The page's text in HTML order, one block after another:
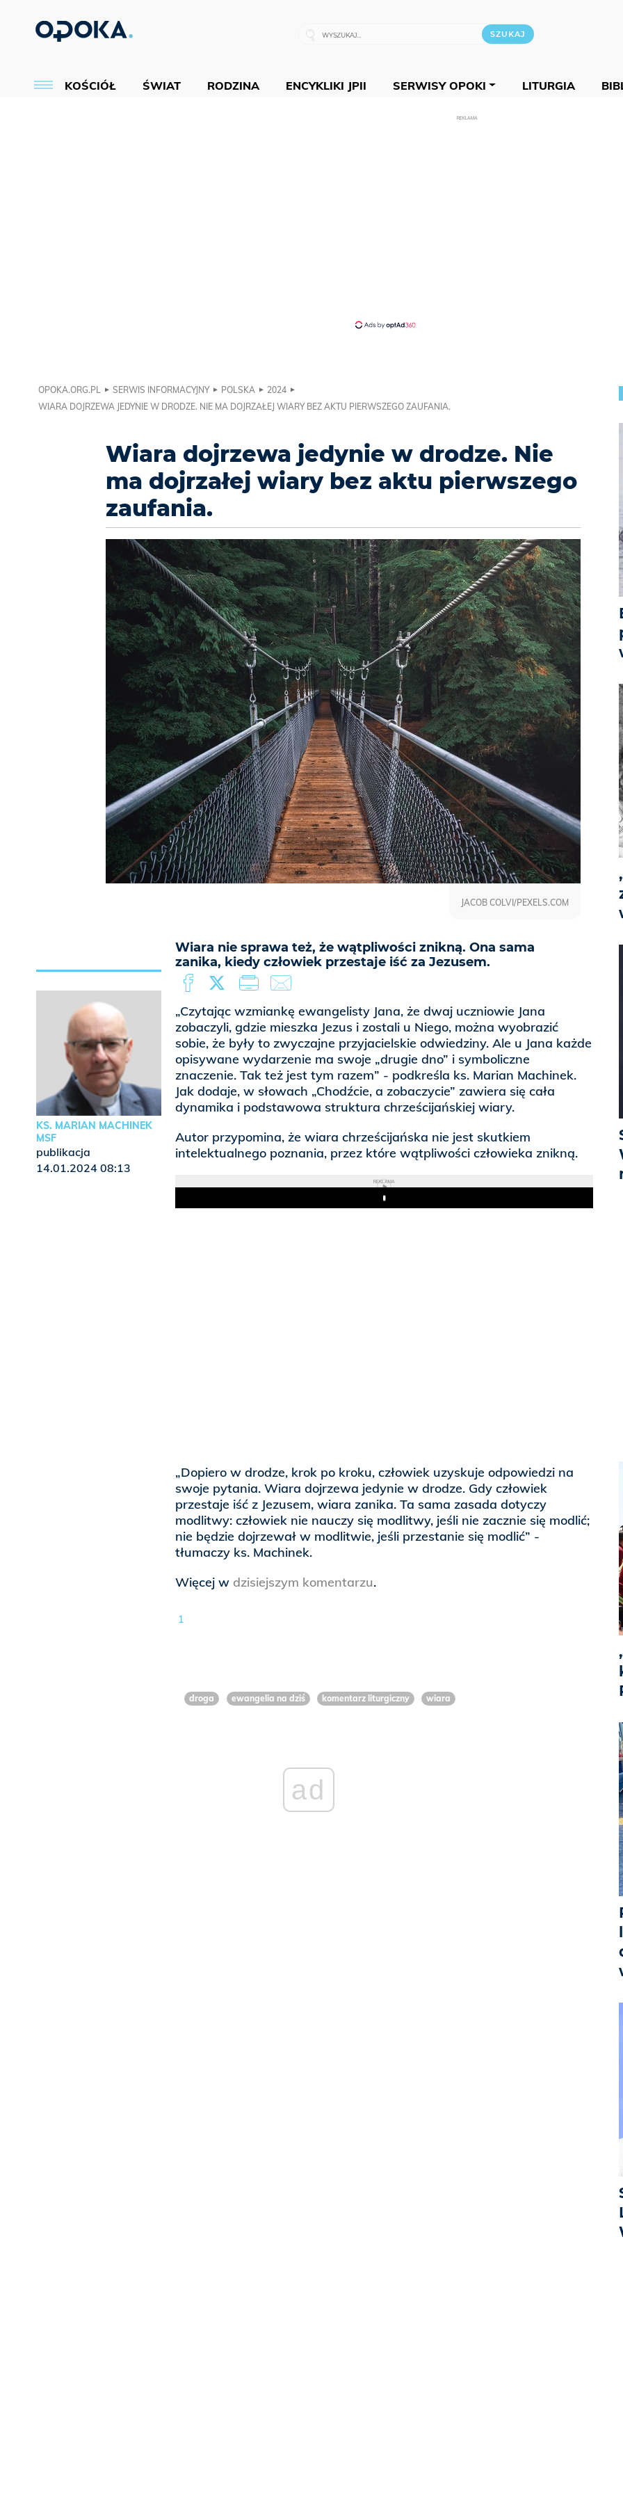
KOŚCIÓŁ ŚWIAT RODZINA ENCYKLIKI JPII SERWISY OPOKI LITURGIA
REKLAMA
OPOKA.ORG.PL SERWIS INFORMACYJNY POLSKA
2024
WIARA DOJRZEWA JEDYNIE W DRODZE. NIE MA DOJRZAŁEJ WIARY BEZ AKTU PIERWSZEGO ZAUFANIA.
Wiara dojrzewa jedynie w drodze. Nie
ma dojrzałej wiary bez aktu pierwszego
zaufania.
Wiara nie sprawa też, że wątpliwości znikną. Ona sama
zanika, kiedy człowiek przestaje iść za Jezusem.
JACOB COLVI/PEXELS.COM
„Czytając wzmiankę ewangelisty Jana, że dwaj uczniowie Jana
zobaczyli, gdzie mieszka Jezus i zostali u Niego, można wyobrazić
sobie, że były to zwyczajne przyjacielskie odwiedziny. Ale u Jana każde
opisywane wydarzenie ma swoje „drugie dno” i symboliczne
znaczenie. Tak też jest tym razem” - podkreśla ks. Marian Machinek.
Jak dodaje, w słowach „Chodźcie, a zobaczycie” zawiera się cała
dynamika i podstawowa struktura chrześcijańskiej wiary.
Autor przypomina, że wiara chrześcijańska nie jest skutkiem
intelektualnego poznania, przez które wątpliwości człowieka znikną.
REKLAMA
Play
„Dopiero w drodze, krok po kroku, człowiek uzyskuje odpowiedzi na
swoje pytania. Wiara dojrzewa jedynie w drodze. Gdy człowiek
przestaje iść z Jezusem, wiara zanika. Ta sama zasada dotyczy
modlitwy: człowiek nie nauczy się modlitwy, jeśli nie zacznie się modlić;
nie będzie dojrzewał w modlitwie, jeśli przestanie się modlić” -
tłumaczy ks. Machinek.
Więcej w dzisiejszym komentarzu.
1
KS. MARIAN MACHINEK
MSF
publikacja
14.01.2024 08:13
droga ewangelia na dziś komentarz liturgiczny wiara
ad